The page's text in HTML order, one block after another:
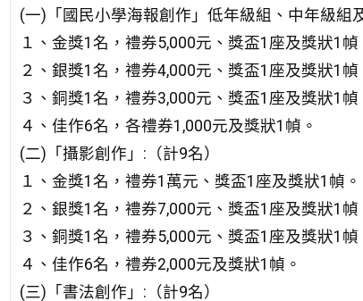
(一)「國民小學海報創作」低年級組、中年級組
１、金獎1名，禮券5,000元、獎盃1座及獎狀1幀
２、銀獎1名，禮券4,000元、獎盃1座及獎狀1幀
３、銅獎1名，禮券3,000元、獎盃1座及獎狀1幀
４、佳作6名，各禮券1,000元及獎狀1幀。
(二)「攝影創作」:（計9名）
１、金獎1名，禮券1萬元、獎盃1座及獎狀1幀。
２、銀獎1名，禮券7,000元、獎盃1座及獎狀1幀
３、銅獎1名，禮券5,000元、獎盃1座及獎狀1幀
４、佳作6名，禮券2,000元及獎狀1幀。
(三)「書法創作」:（計9名）